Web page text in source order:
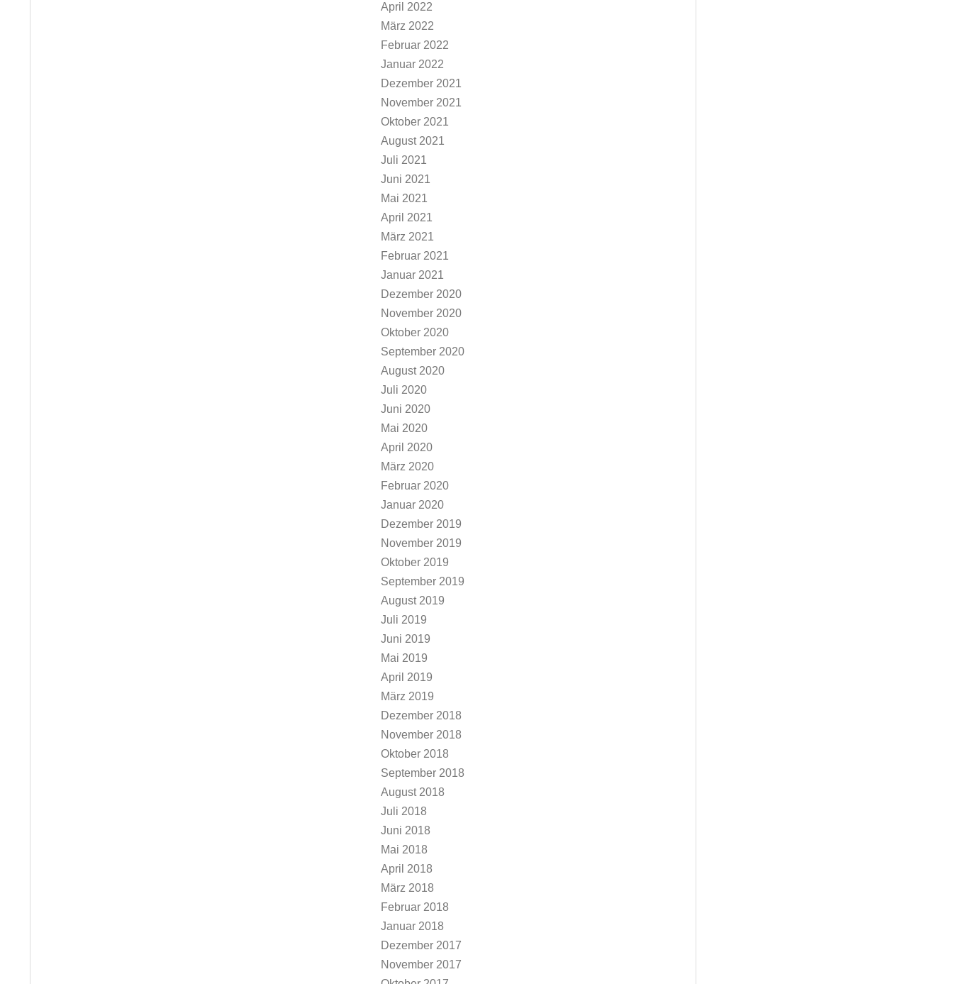
April 2022
März 2022
Februar 2022
Januar 2022
Dezember 2021
November 2021
Oktober 2021
August 2021
Juli 2021
Juni 2021
Mai 2021
April 2021
März 2021
Februar 2021
Januar 2021
Dezember 2020
November 2020
Oktober 2020
September 2020
August 2020
Juli 2020
Juni 2020
Mai 2020
April 2020
März 2020
Februar 2020
Januar 2020
Dezember 2019
November 2019
Oktober 2019
September 2019
August 2019
Juli 2019
Juni 2019
Mai 2019
April 2019
März 2019
Dezember 2018
November 2018
Oktober 2018
September 2018
August 2018
Juli 2018
Juni 2018
Mai 2018
April 2018
März 2018
Februar 2018
Januar 2018
Dezember 2017
November 2017